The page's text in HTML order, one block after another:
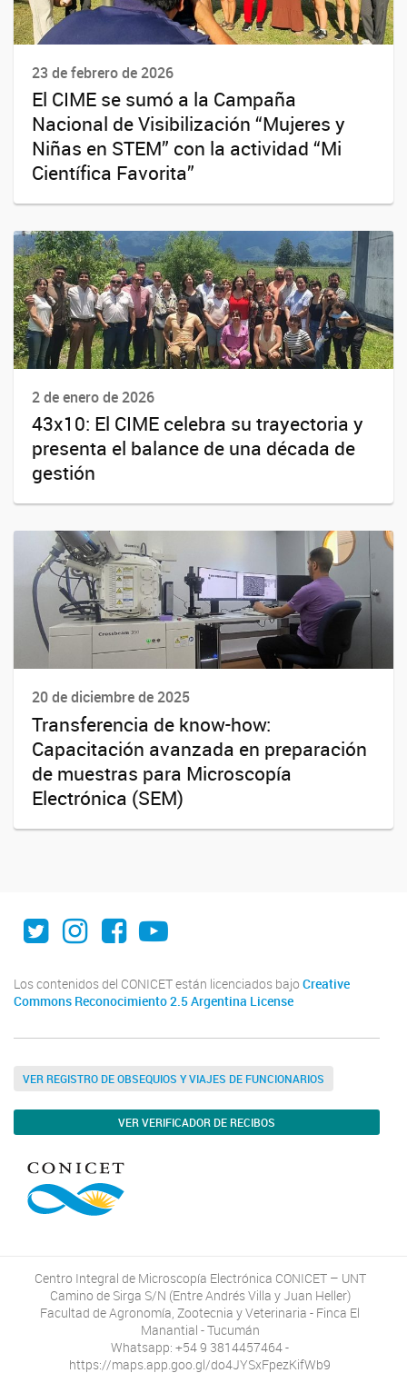
23 de febrero de 2026
El CIME se sumó a la Campaña
Nacional de Visibilización “Mujeres y
Niñas en STEM” con la actividad “Mi
Científica Favorita”
2 de enero de 2026
43x10: El CIME celebra su trayectoria y
presenta el balance de una década de
gestión
20 de diciembre de 2025
Transferencia de know-how:
Capacitación avanzada en preparación
de muestras para Microscopía
Electrónica (SEM)
Twitter
Instagram
Facebook
Youtube
Los contenidos del CONICET están licenciados bajo Creative
Commons Reconocimiento 2.5 Argentina License
VER REGISTRO DE OBSEQUIOS Y VIAJES DE FUNCIONARIOS
VER VERIFICADOR DE RECIBOS
Centro Integral de Microscopía Electrónica CONICET – UNT
Camino de Sirga S/N (Entre Andrés Villa y Juan Heller)
Facultad de Agronomía, Zootecnia y Veterinaria - Finca El
Manantial - Tucumán
Whatsapp: +54 9 3814457464 -
https://maps.app.goo.gl/do4JYSxFpezKifWb9